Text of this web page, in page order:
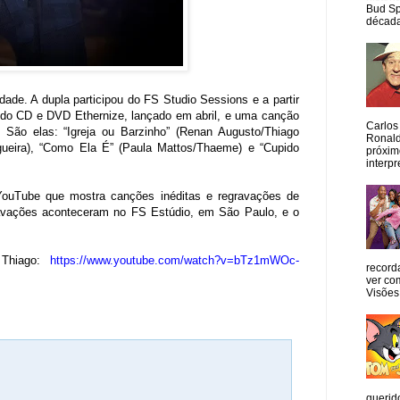
A dupla participou do FS Studio Sessions e a partir
CD e DVD Ethernize, lançado em abril, e uma canção
elas: “Igreja ou Barzinho” (Renan Augusto/Thiago
“Como Ela É” (Paula Mattos/Thaeme) e “Cupido
que mostra canções inéditas e regravações de
aconteceram no FS Estúdio, em São Paulo, e o
https://www.youtube.com/watch?v=bTz1mWOc-
Bud
Carlos
ver